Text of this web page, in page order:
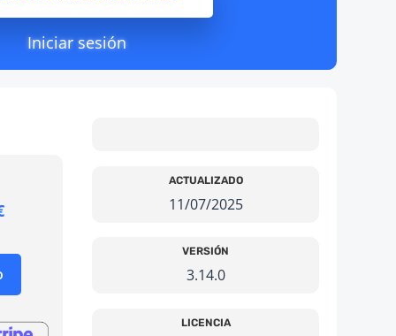
Iniciar sesión
€.
El
actual
3,99 €.
ACTUALIZADO
11/07/2025
VERSIÓN
3.14.0
LICENCIA